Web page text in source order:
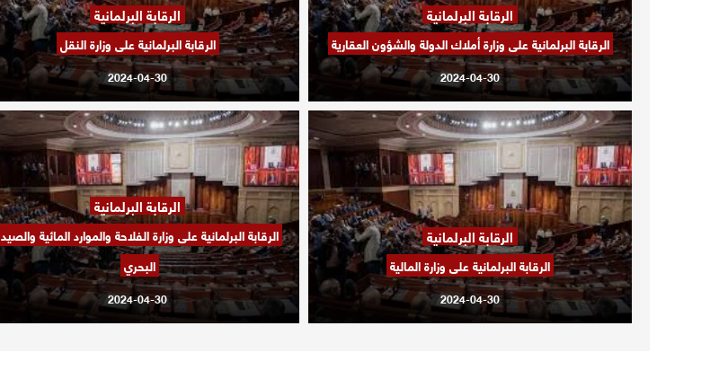
الرقابة البرلمانية
الرقابة البرلمانية على وزارة أملاك الدولة والشؤون العقارية
2024-04-30
الرقابة البرلمانية
الرقابة البرلمانية على وزارة النقل
2024-04-30
الرقابة البرلمانية
الرقابة البرلمانية على وزارة المالية
2024-04-30
الرقابة البرلمانية
الرقابة البرلمانية على وزارة الفلاحة والموارد المائية والصيد
البحري
2024-04-30